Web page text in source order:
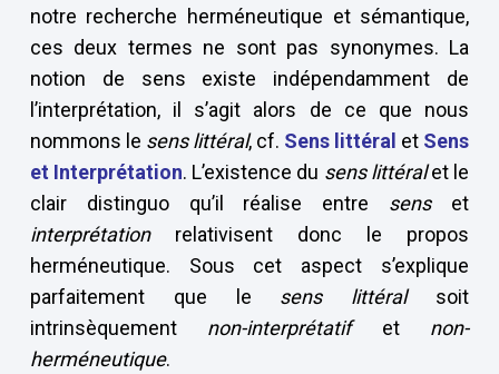
notre recherche herméneutique et sémantique,
ces deux termes ne sont pas synonymes. La
notion de sens existe indépendamment de
l’interprétation, il s’agit alors de ce que nous
nommons le sens littéral, cf. Sens littéral et Sens
et Interprétation. L’existence du sens littéralet le
clair distinguo qu’il réalise entre senset
interprétationrelativisent donc le propos
herméneutique. Sous cet aspect s’explique
parfaitement que le sens littéralsoit
intrinsèquement non-interprétatifet non-
herméneutique.